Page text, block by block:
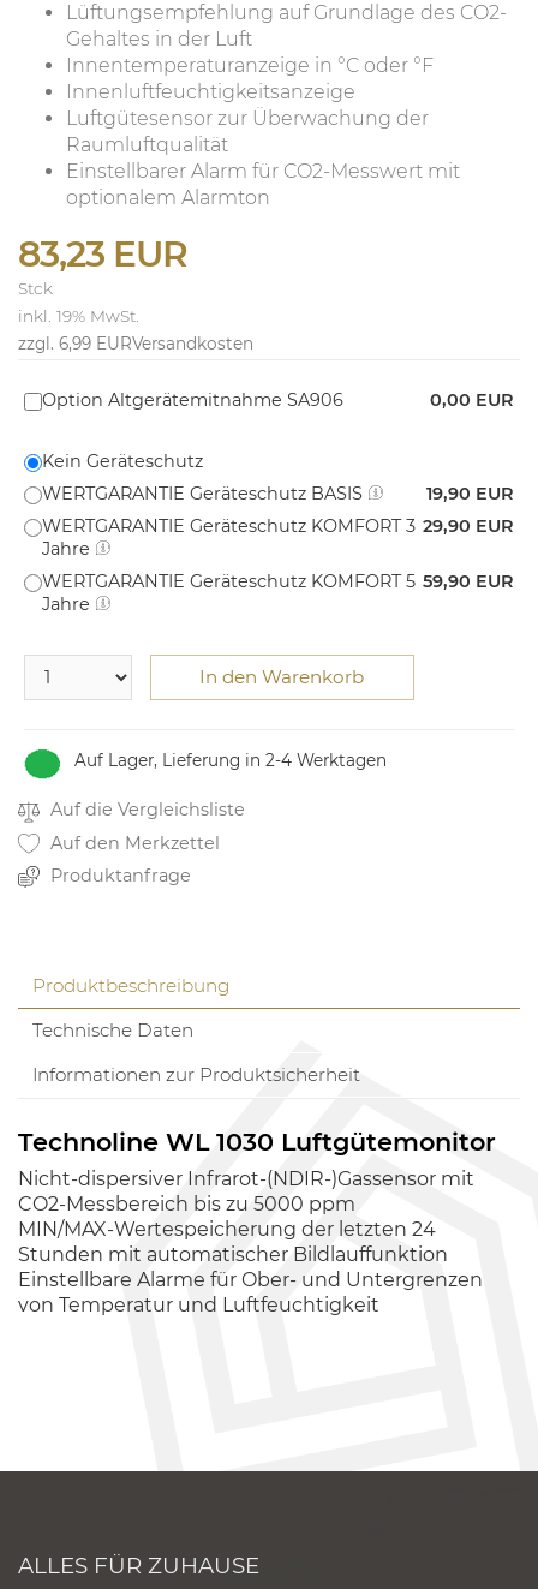
Lüftungsempfehlung auf Grundlage des CO2-
Gehaltes in der Luft
Innentemperaturanzeige in °C oder °F
Innenluftfeuchtigkeitsanzeige
Luftgütesensor zur Überwachung der
Raumluftqualität
Einstellbarer Alarm für CO2-Messwert mit
optionalem Alarmton
83,23 EUR
Stck
inkl. 19% MwSt.
zzgl. 6,99 EURVersandkosten
Auf Lager, Lieferung in 2-4 Werktagen
Option Altgerätemitnahme SA906 0,00 EUR
Kein Geräteschutz
WERTGARANTIE Geräteschutz BASIS
19,90 EUR
WERTGARANTIE Geräteschutz KOMFORT 3
Jahre
29,90 EUR
WERTGARANTIE Geräteschutz KOMFORT 5
Jahre
59,90 EUR
In den Warenkorb
Auf die Vergleichsliste
Auf den Merkzettel
Produktanfrage
Produktbeschreibung
Technische Daten
Informationen zur Produktsicherheit
Technoline WL 1030 Luftgütemonitor
Nicht-dispersiver Infrarot-(NDIR-)Gassensor mit
CO2-Messbereich bis zu 5000 ppm
MIN/MAX-Wertespeicherung der letzten 24
Stunden mit automatischer Bildlauffunktion
Einstellbare Alarme für Ober- und Untergrenzen
von Temperatur und Luftfeuchtigkeit
ALLES FÜR ZUHAUSE